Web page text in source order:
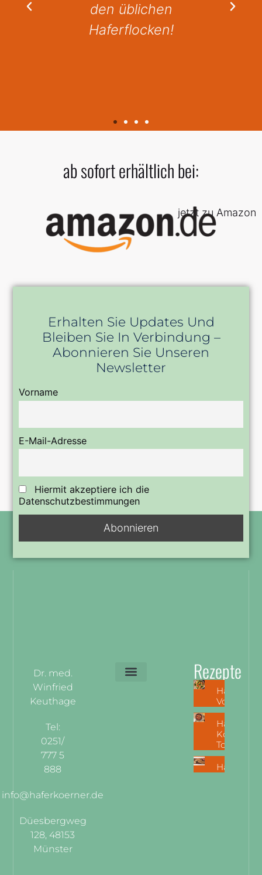
Rezeptbilder sind sehr
schön geworden.
ab sofort erhältlich bei:
jetzt zu Amazon
Erhalten Sie Updates Und
Bleiben Sie In Verbindung –
Abonnieren Sie Unseren
Newsletter
Vorname
E-Mail-Adresse
Hiermit akzeptiere ich die
Datenschutzbestimmungen
Dr. med.
Winfried
Keuthage
Tel:
0251/
777 5
888
info@haferkoerner.de
Düesbergweg
128, 48153
Münster
Rezepte
Vorkochen
Köttbullar